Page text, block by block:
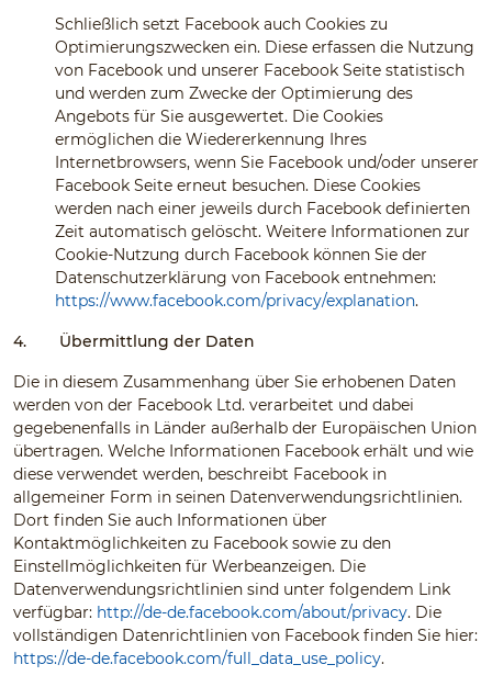
Schließlich setzt Facebook auch Cookies zu
Optimierungszwecken ein. Diese erfassen die Nutzung
von Facebook und unserer Facebook Seite statistisch
und werden zum Zwecke der Optimierung des
Angebots für Sie ausgewertet. Die Cookies
ermöglichen die Wiedererkennung Ihres
Internetbrowsers, wenn Sie Facebook und/oder unserer
Facebook Seite erneut besuchen. Diese Cookies
werden nach einer jeweils durch Facebook definierten
Zeit automatisch gelöscht. Weitere Informationen zur
Cookie-Nutzung durch Facebook können Sie der
Datenschutzerklärung von Facebook entnehmen:
https://www.facebook.com/privacy/explanation.
4. Übermittlung der Daten
Die in diesem Zusammenhang über Sie erhobenen Daten
werden von der Facebook Ltd. verarbeitet und dabei
gegebenenfalls in Länder außerhalb der Europäischen Union
übertragen. Welche Informationen Facebook erhält und wie
diese verwendet werden, beschreibt Facebook in
allgemeiner Form in seinen Datenverwendungsrichtlinien.
Dort finden Sie auch Informationen über
Kontaktmöglichkeiten zu Facebook sowie zu den
Einstellmöglichkeiten für Werbeanzeigen. Die
Datenverwendungsrichtlinien sind unter folgendem Link
verfügbar: http://de-de.facebook.com/about/privacy. Die
vollständigen Datenrichtlinien von Facebook finden Sie hier:
https://de-de.facebook.com/full_data_use_policy.